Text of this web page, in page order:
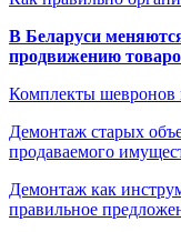
В Беларуси
продвижению
Комплекты
Демонтаж старых
продаваемого
Демонтаж как
правильное